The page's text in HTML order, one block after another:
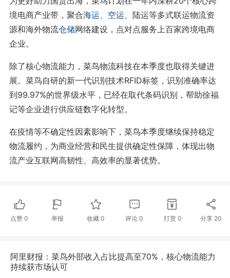
境电商产业带，聚合海运、 空运、陆运等多式联运物流资
源和海外物流仓储网络建设，点对点服务上百家跨境电商
企业。
除了核心物流能力，菜鸟物流科技在本季度也取得关键进
展。菜鸟自研的新一代识别技术RFID标签，识别准确率达
到99.97%的世界级水平，已经在取代条码识别，帮助徐福
记等企业进行供应链数字化转型。
在疫情等不确定性因素影响下，菜鸟本季度继续保持稳定
物流履约，为商业经营和民生提供确定性保障，体现出物
流产业互联网高韧性、高效率的显著优势。
点赞 0 举报 收藏0 评论 0 打赏 0 分享 20
阿里财报：菜鸟外部收入占比提高至70%，核心物流能力
持续获市场认可